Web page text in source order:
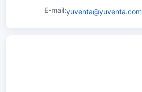
E-mail:yuventa@yuventa.com